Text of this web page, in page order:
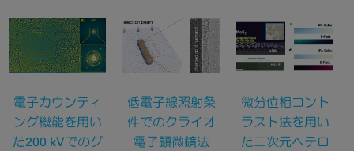
電子カウンティ
ング機能を用い
た200 kVでのグ
低電子線照射条
件でのクライオ
電子顕微鏡法
微分位相コント
ラスト法を用い
た二次元ヘテロ